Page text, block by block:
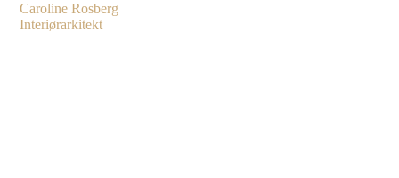
Caroline Rosberg
Interiørarkitekt